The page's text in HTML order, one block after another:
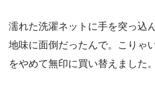
濡れた洗濯ネットに手を突っ込
地味に面倒だったんで。こりゃ
をやめて無印に買い替えました。